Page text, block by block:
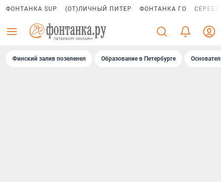
ФОНТАНКА SUP (ОТ)ЛИЧНЫЙ ПИТЕР ФОНТАНКА ГО
Финский залив позеленел Образование в Петербурге